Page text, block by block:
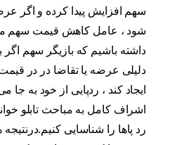
سهم افزایش پیدا کرده و اگر
شود ، عامل کاهش قیمت سهم
داشته باشیم که بازیگر سهم اگر
دلیلی عرضه یا تقاضا در در
ایجاد کند ، ردپایی از خود به جا
اشراف کامل به مباحث تابلو
رد پاها را شناسایی کنیم.درنتیجه